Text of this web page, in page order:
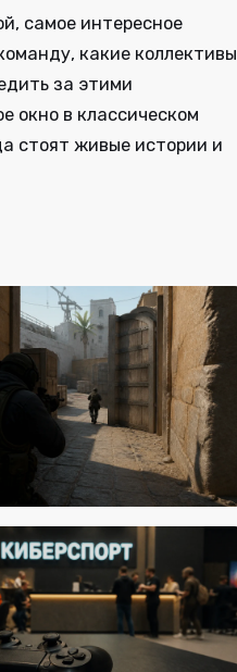
самое интересное
какие коллективы
за этими
окно в классическом
стоят живые истории и
2 стала самой
киберспортивной
в мире